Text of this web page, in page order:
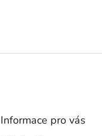
Informace pro vás